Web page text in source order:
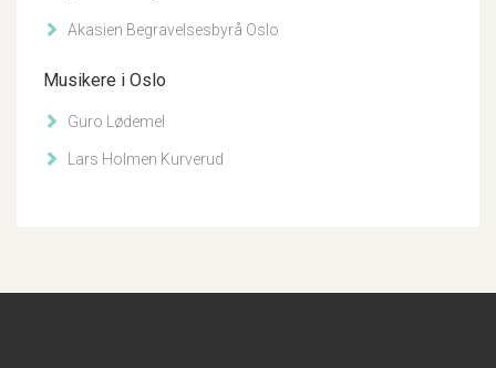
Akasien Begravelsesbyrå Oslo
Musikere i Oslo
Guro Lødemel
Lars Holmen Kurverud